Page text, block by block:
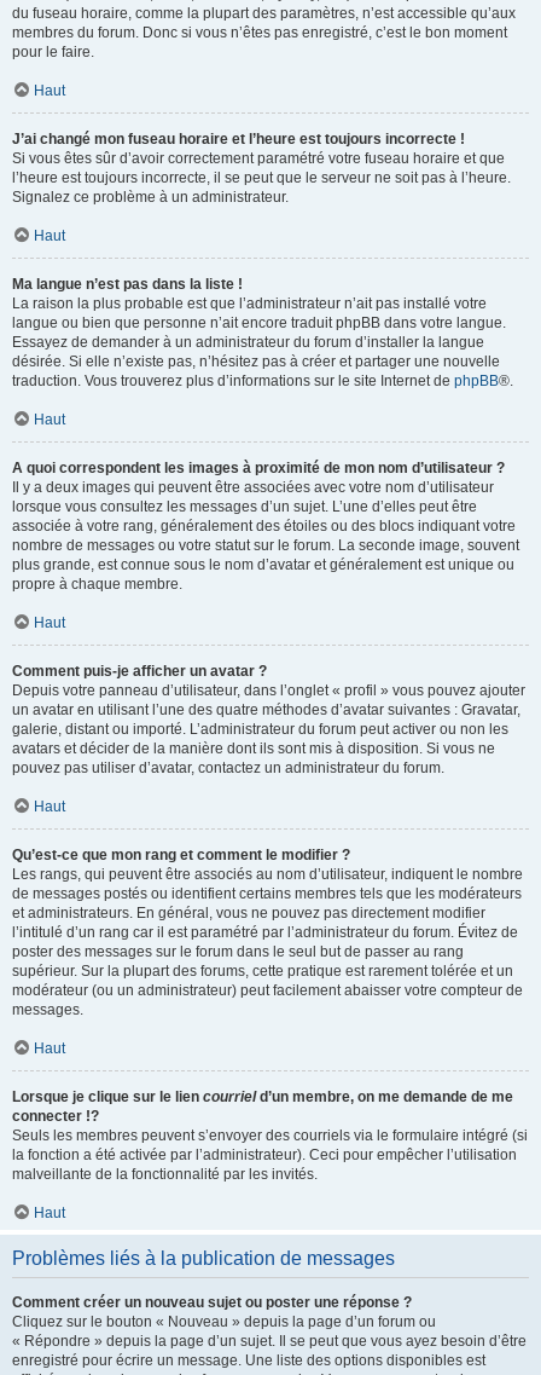
du fuseau horaire, comme la plupart des paramètres, n’est accessible qu’aux
membres du forum. Donc si vous n’êtes pas enregistré, c’est le bon moment
pour le faire.
Haut
J’ai changé mon fuseau horaire et l’heure est toujours incorrecte !
Si vous êtes sûr d’avoir correctement paramétré votre fuseau horaire et que
l’heure est toujours incorrecte, il se peut que le serveur ne soit pas à l’heure.
Signalez ce problème à un administrateur.
Haut
Ma langue n’est pas dans la liste !
La raison la plus probable est que l’administrateur n’ait pas installé votre
langue ou bien que personne n’ait encore traduit phpBB dans votre langue.
Essayez de demander à un administrateur du forum d’installer la langue
désirée. Si elle n’existe pas, n’hésitez pas à créer et partager une nouvelle
traduction. Vous trouverez plus d’informations sur le site Internet de phpBB®.
Haut
A quoi correspondent les images à proximité de mon nom d’utilisateur ?
Il y a deux images qui peuvent être associées avec votre nom d’utilisateur
lorsque vous consultez les messages d’un sujet. L’une d’elles peut être
associée à votre rang, généralement des étoiles ou des blocs indiquant votre
nombre de messages ou votre statut sur le forum. La seconde image, souvent
plus grande, est connue sous le nom d’avatar et généralement est unique ou
propre à chaque membre.
Haut
Comment puis-je afficher un avatar ?
Depuis votre panneau d’utilisateur, dans l’onglet « profil » vous pouvez ajouter
un avatar en utilisant l’une des quatre méthodes d’avatar suivantes : Gravatar,
galerie, distant ou importé. L’administrateur du forum peut activer ou non les
avatars et décider de la manière dont ils sont mis à disposition. Si vous ne
pouvez pas utiliser d’avatar, contactez un administrateur du forum.
Haut
Qu’est-ce que mon rang et comment le modifier ?
Les rangs, qui peuvent être associés au nom d’utilisateur, indiquent le nombre
de messages postés ou identifient certains membres tels que les modérateurs
et administrateurs. En général, vous ne pouvez pas directement modifier
l’intitulé d’un rang car il est paramétré par l’administrateur du forum. Évitez de
poster des messages sur le forum dans le seul but de passer au rang
supérieur. Sur la plupart des forums, cette pratique est rarement tolérée et un
modérateur (ou un administrateur) peut facilement abaisser votre compteur de
messages.
Haut
Lorsque je clique sur le lien courrield’un membre, on me demande de me
connecter !?
Seuls les membres peuvent s’envoyer des courriels via le formulaire intégré (si
la fonction a été activée par l’administrateur). Ceci pour empêcher l’utilisation
malveillante de la fonctionnalité par les invités.
Haut
Problèmes liés à la publication de messages
Comment créer un nouveau sujet ou poster une réponse ?
Cliquez sur le bouton « Nouveau » depuis la page d’un forum ou
« Répondre » depuis la page d’un sujet. Il se peut que vous ayez besoin d’être
enregistré pour écrire un message. Une liste des options disponibles est